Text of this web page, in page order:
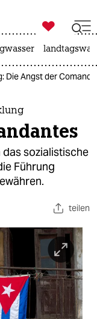

taz zahl ich
Die Angst der
sozialistische
Führung
teilen